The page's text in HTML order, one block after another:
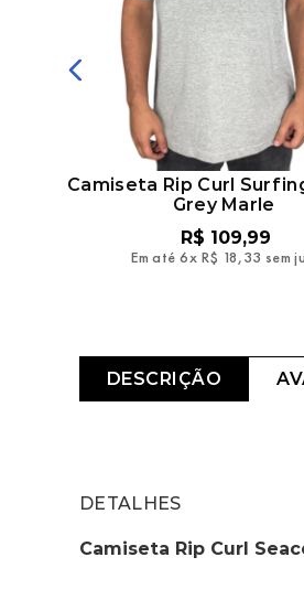
Camiseta Rip Curl
Grey Marle
R$ 109,99
Em até 6x R$ 18,33 sem
DESCRIÇÃO
DETALHES
Camiseta Rip Curl